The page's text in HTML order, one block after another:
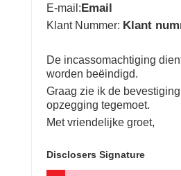
E-mail:Email
Klant Nummer: Klant
De incassomachtiging
worden beëindigd.
Graag zie ik de
opzegging tegemoet.
Met vriendelijke groet,
Disclosers Signature